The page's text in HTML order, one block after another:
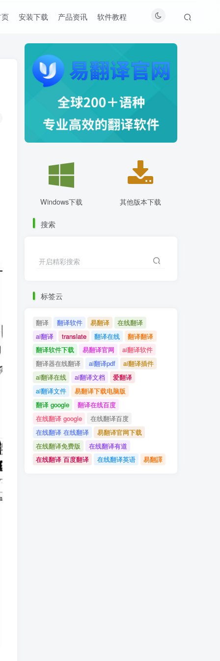
安装下载 产品资讯 软件教程
Windows下载 其他版本下载
搜索
开启精彩搜索
标签云
翻译 翻译软件 易翻译
在线翻译
ai翻译
translate 翻译在线
翻译翻译
翻译软件下载
易翻译官网
ai翻译软件
翻译器在线翻译
ai翻译pdf
ai翻译插件
ai翻译在线
ai翻译文档
爱翻译
ai翻译文件
易翻译下载电脑版
翻译 google
翻译在线百度
在线翻译 google
在线翻译百度
在线翻译 在线翻译
易翻译官网下载
在线翻译免费版
在线翻译有道
在线翻译 百度翻译
在线翻译英语 易翻譯